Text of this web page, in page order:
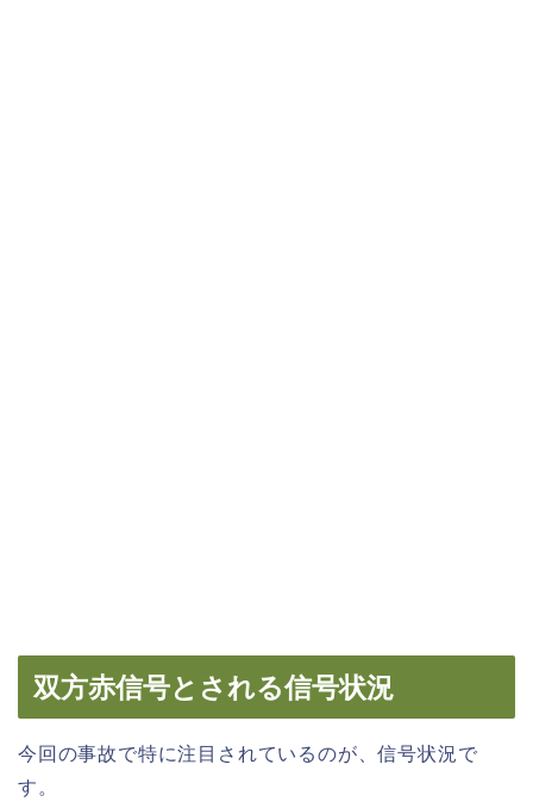
双方赤信号とされる信号状況
今回の事故で特に注目されているのが、信号状況で
す。